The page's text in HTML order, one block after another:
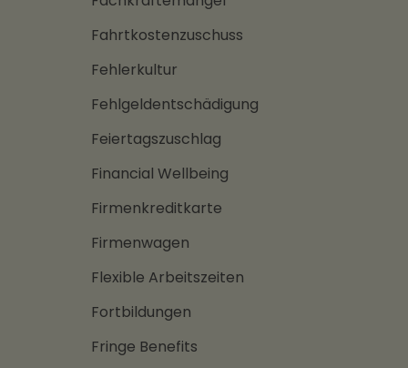
Fahrtkostenzuschuss
Fehlerkultur
Fehlgeldentschädigung
Feiertagszuschlag
Financial Wellbeing
Firmenkreditkarte
Firmenwagen
Flexible Arbeitszeiten
Fortbildungen
Fringe Benefits